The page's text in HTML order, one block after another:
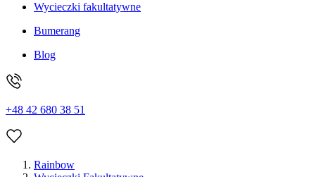
Wycieczki fakultatywne
Bumerang
Blog
+48 42 680 38 51
Rainbow